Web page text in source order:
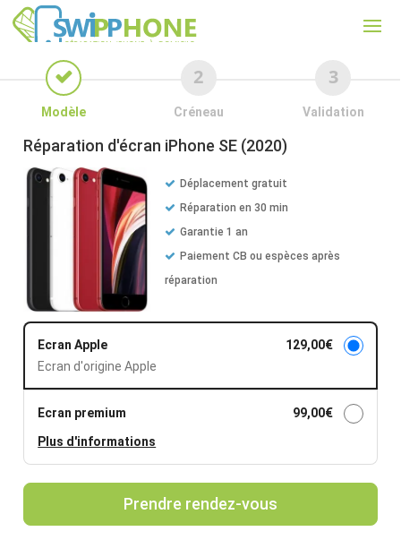
Modèle Créneau Validation
Réparation d'écran iPhone SE (2020)
Déplacement gratuit
Réparation en 30 min
Garantie 1 an
Paiement CB ou espèces après
réparation
Ecran Apple 129,00€
Ecran d'origine Apple
Ecran premium 99,00€
Plus d'informations
Prendre rendez-vous